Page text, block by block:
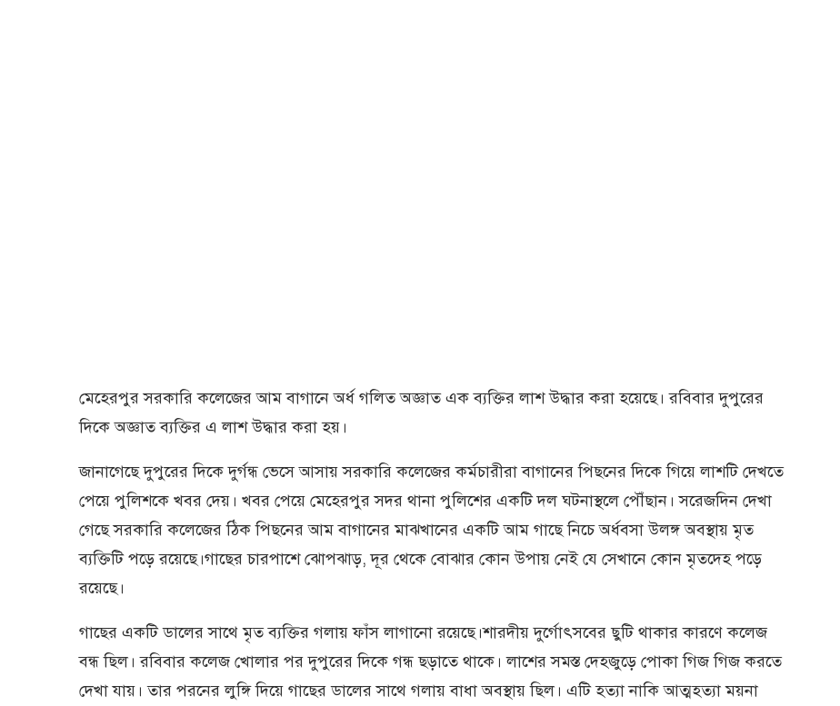
মেহেরপুর সরকারি কলেজের আম বাগানে অর্ধ গলিত অজ্ঞাত এক ব্যক্তির লাশ উদ্ধার করা হয়েছে। রবিবার দুপুরের
দিকে অজ্ঞাত ব্যক্তির এ লাশ উদ্ধার করা হয়।
জানাগেছে দুপুরের দিকে দুর্গন্ধ ভেসে আসায় সরকারি কলেজের কর্মচারীরা বাগানের পিছনের দিকে গিয়ে লাশটি দেখতে
পেয়ে পুলিশকে খবর দেয়। খবর পেয়ে মেহেরপুর সদর থানা পুলিশের একটি দল ঘটনাস্থলে পৌঁছান। সরেজদিন দেখা
গেছে সরকারি কলেজের ঠিক পিছনের আম বাগানের মাঝখানের একটি আম গাছে নিচে অর্ধবসা উলঙ্গ অবস্থায় মৃত
ব্যক্তিটি পড়ে রয়েছে।গাছের চারপাশে ঝোপঝাড়, দূর থেকে বোঝার কোন উপায় নেই যে সেখানে কোন মৃতদেহ পড়ে
রয়েছে।
গাছের একটি ডালের সাথে মৃত ব্যক্তির গলায় ফাঁস লাগানো রয়েছে।শারদীয় দুর্গোৎসবের ছুটি থাকার কারণে কলেজ
বন্ধ ছিল। রবিবার কলেজ খোলার পর দুপুরের দিকে গন্ধ ছড়াতে থাকে। লাশের সমস্ত দেহজুড়ে পোকা গিজ গিজ করতে
দেখা যায়। তার পরনের লুঙ্গি দিয়ে গাছের ডালের সাথে গলায় বাধা অবস্থায় ছিল। এটি হত্যা নাকি আত্মহত্যা ময়না